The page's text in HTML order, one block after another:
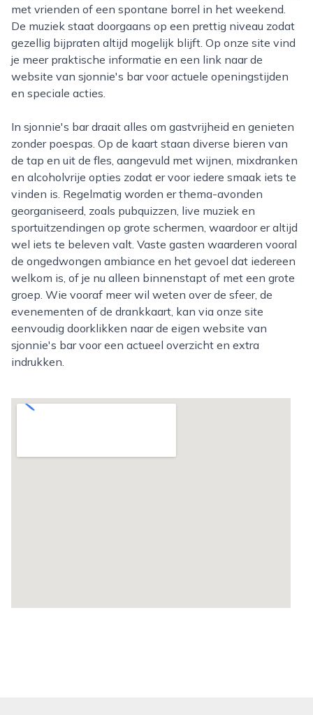
met vrienden of een spontane borrel in het weekend.
De muziek staat doorgaans op een prettig niveau zodat
gezellig bijpraten altijd mogelijk blijft. Op onze site vind
je meer praktische informatie en een link naar de
website van sjonnie's bar voor actuele openingstijden
en speciale acties.
In sjonnie's bar draait alles om gastvrijheid en genieten
zonder poespas. Op de kaart staan diverse bieren van
de tap en uit de fles, aangevuld met wijnen, mixdranken
en alcoholvrije opties zodat er voor iedere smaak iets te
vinden is. Regelmatig worden er thema-avonden
georganiseerd, zoals pubquizzen, live muziek en
sportuitzendingen op grote schermen, waardoor er altijd
wel iets te beleven valt. Vaste gasten waarderen vooral
de ongedwongen ambiance en het gevoel dat iedereen
welkom is, of je nu alleen binnenstapt of met een grote
groep. Wie vooraf meer wil weten over de sfeer, de
evenementen of de drankkaart, kan via onze site
eenvoudig doorklikken naar de eigen website van
sjonnie's bar voor een actueel overzicht en extra
indrukken.